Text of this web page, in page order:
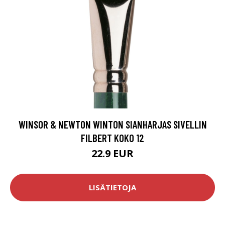
WINSOR & NEWTON WINTON SIANHARJAS SIVELLIN
FILBERT KOKO 12
22.9 EUR
LISÄTIETOJA